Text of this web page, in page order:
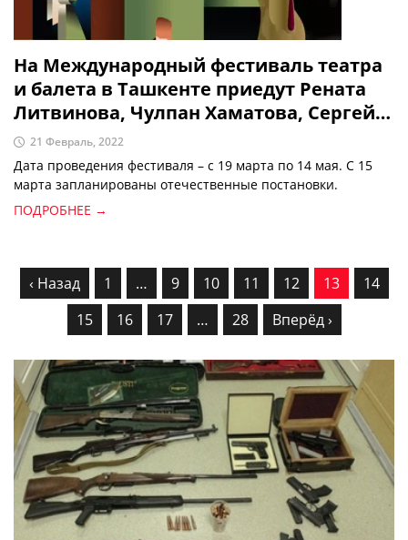
На Международный фестиваль театра
и балета в Ташкенте приедут Рената
Литвинова, Чулпан Хаматова, Сергей
Полунин, Евгений Миронов
21 Февраль, 2022
Дата проведения фестиваля – с 19 марта по 14 мая. С 15
марта запланированы отечественные постановки.
ПОДРОБНЕЕ →
‹ Назад 1 … 9 10 11 12 13
14
15
16 17 … 28 Вперёд ›